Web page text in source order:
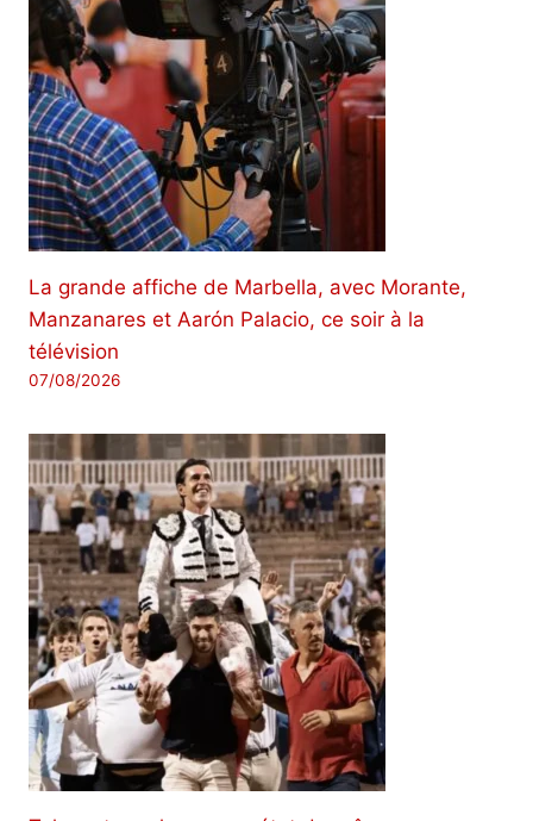
La grande affiche de Marbella, avec Morante,
Manzanares et Aarón Palacio, ce soir à la
télévision
07/08/2026